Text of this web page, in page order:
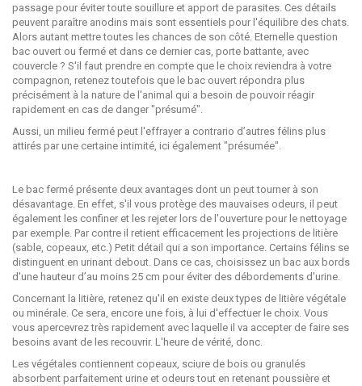
passage pour éviter toute souillure et apport de parasites. Ces détails
peuvent paraître anodins mais sont essentiels pour l'équilibre des chats.
Alors autant mettre toutes les chances de son côté. Eternelle question
bac ouvert ou fermé et dans ce dernier cas, porte battante, avec
couvercle ? S'il faut prendre en compte que le choix reviendra à votre
compagnon, retenez toutefois que le bac ouvert répondra plus
précisément à la nature de l'animal qui a besoin de pouvoir réagir
rapidement en cas de danger "présumé".
Aussi, un milieu fermé peut l'effrayer a contrario d’autres félins plus
attirés par une certaine intimité, ici également "présumée".
Le bac fermé présente deux avantages dont un peut tourner à son
désavantage. En effet, s'il vous protège des mauvaises odeurs, il peut
également les confiner et les rejeter lors de l'ouverture pour le nettoyage
par exemple. Par contre il retient efficacement les projections de litière
(sable, copeaux, etc.) Petit détail qui a son importance. Certains félins se
distinguent en urinant debout. Dans ce cas, choisissez un bac aux bords
d'une hauteur d’au moins 25 cm pour éviter des débordements d'urine.
Concernant la litière, retenez qu'il en existe deux types de litière végétale
ou minérale. Ce sera, encore une fois, à lui d'effectuer le choix. Vous
vous apercevrez très rapidement avec laquelle il va accepter de faire ses
besoins avant de les recouvrir. L'heure de vérité, donc.
Les végétales contiennent copeaux, sciure de bois ou granulés
absorbent parfaitement urine et odeurs tout en retenant poussière et